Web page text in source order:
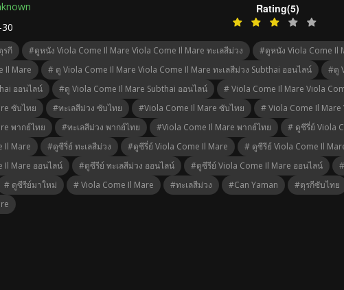
Rating(5)
รกี #ดูหนัง Viola Come Il Mare Viola Come Il Mare ทะเลสีม่วง #ดูหนัง Viola Come Il
Il Mare
# ดู Viola Come Il Mare Viola Come Il Mare ทะเลสีม่วง Subthai ออนไลน์
#ดู
ออนไลน์
#ดู Viola Come Il Mare Subthai ออนไลน์
# Viola Come Il Mare Viola
ซับไทย
#ทะเลสีม่วง ซับไทย #Viola Come Il Mare ซับไทย
# Viola Come Il Mare
พากย์ไทย
#ทะเลสีม่วง พากย์ไทย #Viola Come Il Mare พากย์ไทย
# ดูซีรี่ย์ Viola
Il Mare
#ดูซีรี่ย์ ทะเลสีม่วง #ดูซีรี่ย์ Viola Come Il Mare
# ดูซีรีย์ Viola Come Il
Il Mare ออนไลน์
#ดูซีรีย์ ทะเลสีม่วง ออนไลน์ #ดูซีรีย์ Viola Come Il Mare ออนไลน์
# ดูซีรีย์มาใหม่ # Viola Come Il Mare #ทะเลสีม่วง #can Yaman #ตุรกีซับไทย